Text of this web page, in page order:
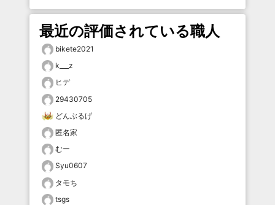
最近の評価されている職人
bikete2021
k___z
ヒデ
29430705
どんぶるげ
匿名家
むー
Syu0607
タモち
tsgs